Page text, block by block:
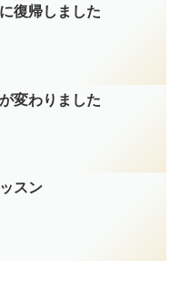
復帰しました
変わりました
スン